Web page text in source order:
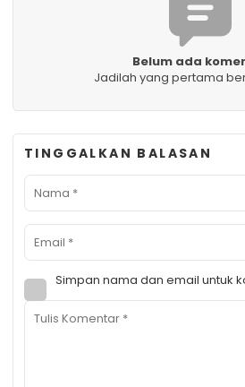
Belum ada
Jadilah yang pertama
TINGGALKAN BALASAN
Simpan nama dan email untuk